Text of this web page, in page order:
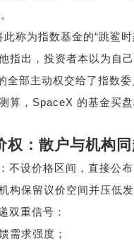
此称为指数基金的“跳鲨
指出，投资者本以为自
全部主动权交给了指数
算， SpaceX 的基金买
权：散户与机构
不设价格区间，直接公
构保留议价空间并压低
双重信号：
需求强度；